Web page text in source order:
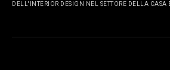
DELL'INTERIOR DESIGN NEL SETTORE DELLA CASA